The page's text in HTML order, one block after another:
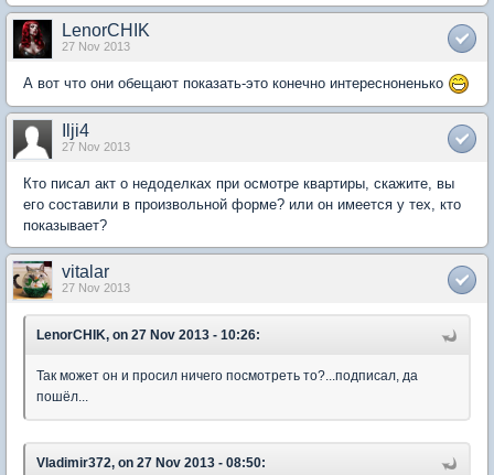
LenorCHIK
27 Nov 2013
А вот что они обещают показать-это конечно интересноненько
Ilji4
27 Nov 2013
Кто писал акт о недоделках при осмотре квартиры, скажите, вы
его составили в произвольной форме? или он имеется у тех, кто
показывает?
vitalar
27 Nov 2013
LenorCHIK, on 27 Nov 2013 - 10:26:
Так может он и просил ничего посмотреть то?...подписал, да
пошёл...
Vladimir372, on 27 Nov 2013 - 08:50: